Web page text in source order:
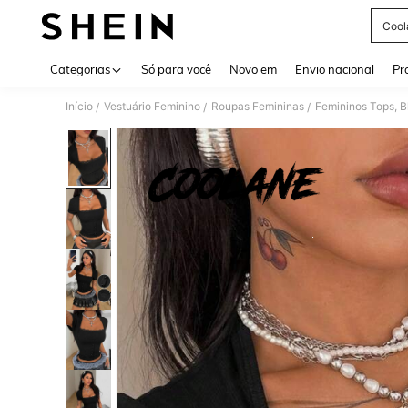
Categorias Só para você Novo em Envio nacional
Início / Vestuário Feminino / Roupas Femininas / Femininos Tops,